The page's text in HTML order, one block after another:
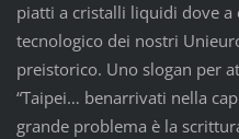
piatti a cristalli liquidi dove
tecnologico dei nostri
preistorico. Uno slogan per
“Taipei… benarrivati nella
grande problema è la